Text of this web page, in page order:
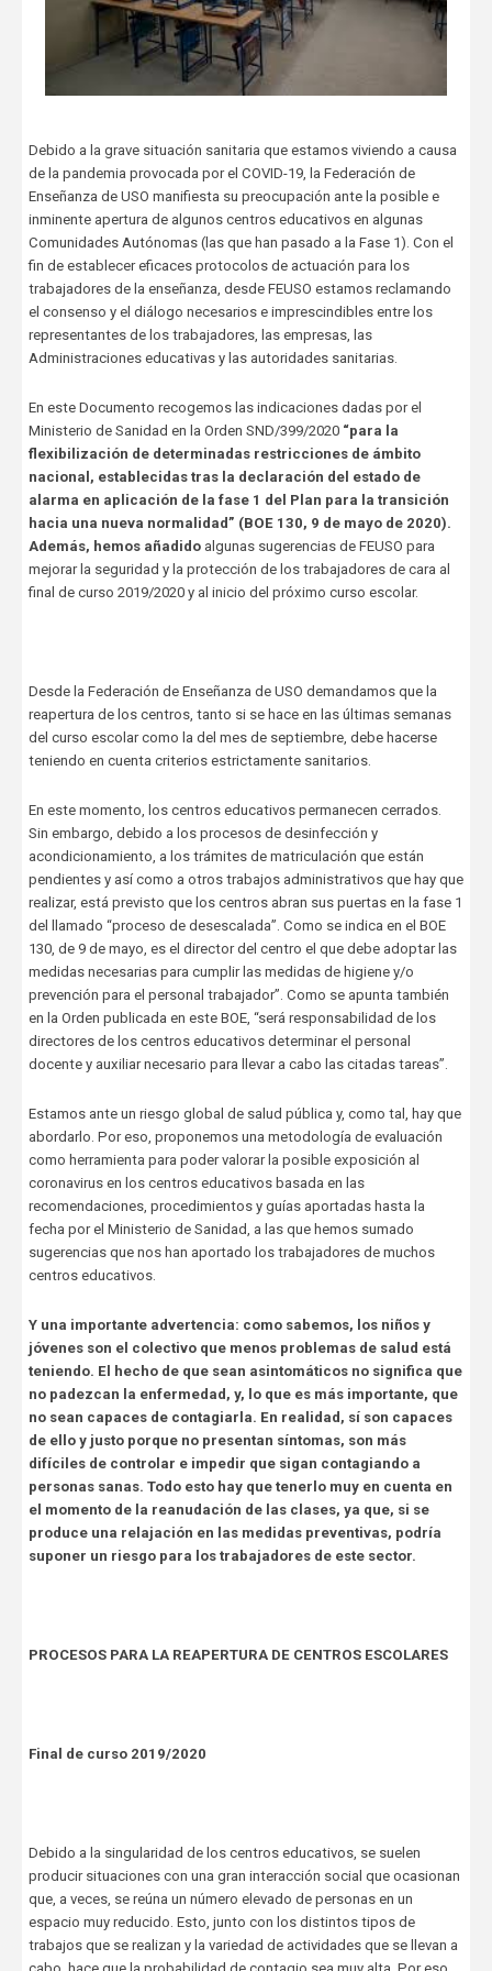
Debido a la grave situación sanitaria que estamos viviendo a causa
de la pandemia provocada por el COVID-19, la Federación de
Enseñanza de USO manifiesta su preocupación ante la posible e
inminente apertura de algunos centros educativos en algunas
Comunidades Autónomas (las que han pasado a la Fase 1). Con el
fin de establecer eficaces protocolos de actuación para los
trabajadores de la enseñanza, desde FEUSO estamos reclamando
el consenso y el diálogo necesarios e imprescindibles entre los
representantes de los trabajadores, las empresas, las
Administraciones educativas y las autoridades sanitarias.
En este Documento recogemos las indicaciones dadas por el
Ministerio de Sanidad en la Orden SND/399/2020 “para la
flexibilización de determinadas restricciones de ámbito
nacional, establecidas tras la declaración del estado de
alarma en aplicación de la fase 1 del Plan para la transición
hacia una nueva normalidad” (BOE 130, 9 de mayo de 2020).
Además, hemos añadidoalgunas sugerencias de FEUSO para
mejorar la seguridad y la protección de los trabajadores de cara al
final de curso 2019/2020 y al inicio del próximo curso escolar.
Desde la Federación de Enseñanza de USO demandamos que la
reapertura de los centros, tanto si se hace en las últimas semanas
del curso escolar como la del mes de septiembre, debe hacerse
teniendo en cuenta criterios estrictamente sanitarios.
En este momento, los centros educativos permanecen cerrados.
Sin embargo, debido a los procesos de desinfección y
acondicionamiento, a los trámites de matriculación que están
pendientes y así como a otros trabajos administrativos que hay que
realizar, está previsto que los centros abran sus puertas en la fase 1
del llamado “proceso de desescalada”. Como se indica en el BOE
130, de 9 de mayo, es el director del centro el que debe adoptar las
medidas necesarias para cumplir las medidas de higiene y/o
prevención para el personal trabajador”. Como se apunta también
en la Orden publicada en este BOE, “será responsabilidad de los
directores de los centros educativos determinar el personal
docente y auxiliar necesario para llevar a cabo las citadas tareas”.
Estamos ante un riesgo global de salud pública y, como tal, hay que
abordarlo. Por eso, proponemos una metodología de evaluación
como herramienta para poder valorar la posible exposición al
coronavirus en los centros educativos basada en las
recomendaciones, procedimientos y guías aportadas hasta la
fecha por el Ministerio de Sanidad, a las que hemos sumado
sugerencias que nos han aportado los trabajadores de muchos
centros educativos.
Y una importante advertencia: como sabemos, los niños y
jóvenes son el colectivo que menos problemas de salud está
teniendo. El hecho de que sean asintomáticos no significa que
no padezcan la enfermedad, y, lo que es más importante, que
no sean capaces de contagiarla. En realidad, sí son capaces
de ello y justo porque no presentan síntomas, son más
difíciles de controlar e impedir que sigan contagiando a
personas sanas. Todo esto hay que tenerlo muy en cuenta en
el momento de la reanudación de las clases, ya que, si se
produce una relajación en las medidas preventivas, podría
suponer un riesgo para los trabajadores de este sector.
PROCESOS PARA LA REAPERTURA DE CENTROS ESCOLARES
Final de curso 2019/2020
Debido a la singularidad de los centros educativos, se suelen
producir situaciones con una gran interacción social que ocasionan
que, a veces, se reúna un número elevado de personas en un
espacio muy reducido. Esto, junto con los distintos tipos de
trabajos que se realizan y la variedad de actividades que se llevan a